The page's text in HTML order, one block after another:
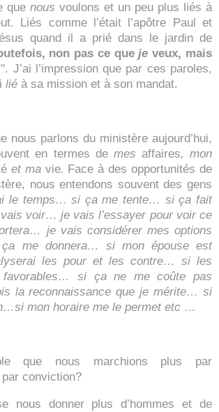
que nous voulons et un peu plus liés à
Liés comme l’était l’apôtre Paul et
quand il a prié dans le jardin de
non pas ce queje veux, mais
". J’ai l’impression que par ces paroles,
lié à sa mission et à son mandat.
nous parlons du ministère aujourd’hui,
en termes de mes affaires, mon
et ma vie. Face à des opportunités de
nous entendons souvent des gens
le temps… si ça me tente… si ça fait
voir… je vais l’essayer pour voir ce
je vais considérer mes options
me donnera… si mon épouse est
les pour et les contre… si les
favorables… si ça ne me coûte pas
la reconnaissance que je mérite… si
mon horaire me le permet etc …
que nous marchions plus par
conviction?
nous donner plus d’hommes et de